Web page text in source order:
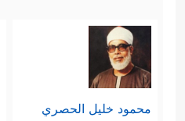
محمود خليل الحصري